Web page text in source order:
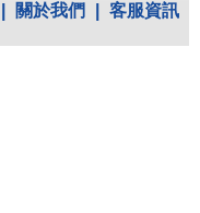
關於我們
客服資訊